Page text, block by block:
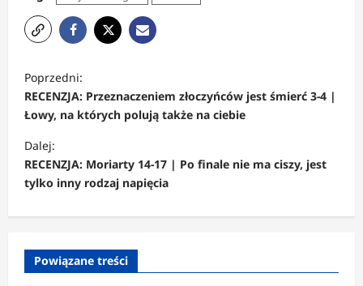
o
b
a
c
z
w
i
Poprzedni:
RECENZJA: Przeznaczeniem złoczyńców jest śmierć 3-4 |
Łowy, na których polują także na ciebie
Dalej:
RECENZJA: Moriarty 14-17 | Po finale nie ma ciszy, jest
tylko inny rodzaj napięcia
Powiązane treści